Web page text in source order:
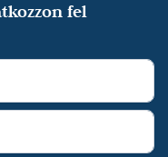
fel